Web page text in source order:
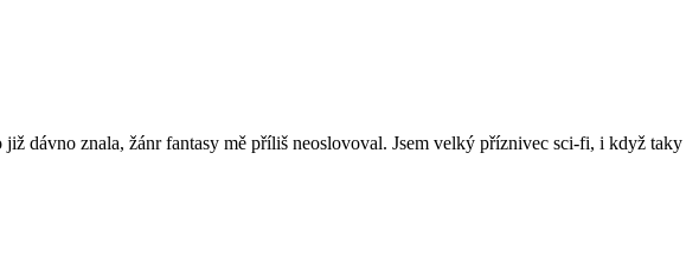
dávno znala, žánr fantasy mě příliš neoslovoval. Jsem velký příznivec sci-fi, i když taky